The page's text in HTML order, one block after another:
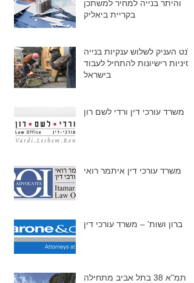
והיתר בנייה למחיר למשתכן
בקריית ביאליק
גלנט העניק לשלוש ענקיות בנייה
סיניות רישיונות להתחיל לעבוד
בישראל
משרד עורכי דין ורדי לשם רון
משרד עורכי דין איתמר רואי
ברון ושות’ – משרד עורכי דין
תמ"א 38 בתל אביב מתחילה